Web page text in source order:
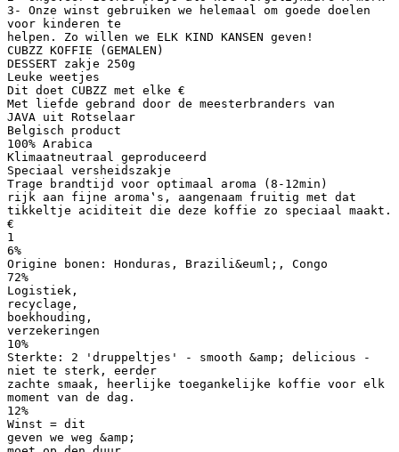
3- Onze winst gebruiken we helemaal om goede doelen
voor kinderen te
helpen. Zo willen we ELK KIND KANSEN geven!
CUBZZ KOFFIE (GEMALEN)
DESSERT zakje 250g
Leuke weetjes
Dit doet CUBZZ met elke €
Met liefde gebrand door de meesterbranders van
JAVA uit Rotselaar
Belgisch product
100% Arabica
Klimaatneutraal geproduceerd
Speciaal versheidszakje
Trage brandtijd voor optimaal aroma (8-12min)
rijk aan fijne aroma‛s, aangenaam fruitig met dat
tikkeltje aciditeit die deze koffie zo speciaal maakt.
€
1
6%
Origine bonen: Honduras, Brazili&euml;, Congo
72%
Logistiek,
recyclage,
boekhouding,
verzekeringen
10%
Sterkte: 2 'druppeltjes' - smooth &amp; delicious -
niet te sterk, eerder
zachte smaak, heerlijke toegankelijke koffie voor elk
moment van de dag.
12%
Winst = dit
geven we weg &amp;